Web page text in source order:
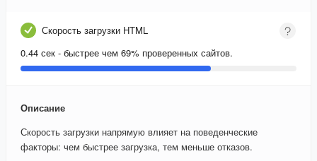
Скорость загрузки HTML
0.44 сек - быстрее чем 69% проверенных сайтов.
Описание
Скорость загрузки напрямую влияет на поведенческие
факторы: чем быстрее загрузка, тем меньше отказов.